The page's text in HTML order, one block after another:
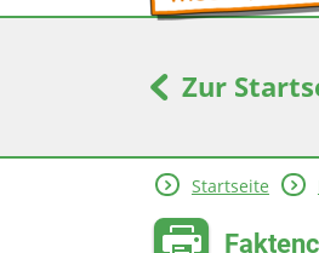
Zur
Startseite